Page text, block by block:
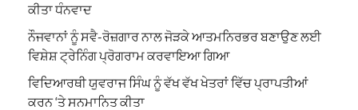
ਕੀਤਾ ਧੰਨਵਾਦ
ਨੌਜਵਾਨਾਂ ਨੂੰ ਸਵੈ-ਰੋਜ਼ਗਾਰ ਨਾਲ ਜੋੜਕੇ ਆਤਮਨਿਰਭਰ ਬਣਾਉਣ ਲਈ
ਵਿਸ਼ੇਸ਼ ਟ੍ਰੇਨਿੰਗ ਪ੍ਰੋਗਰਾਮ ਕਰਵਾਇਆ ਗਿਆ
ਵਿਦਿਆਰਥੀ ਯੁਵਰਾਜ ਸਿੰਘ ਨੂੰ ਵੱਖ ਵੱਖ ਖੇਤਰਾਂ ਵਿੱਚ ਪ੍ਰਾਪਤੀਆਂ
ਕਰਨ ‘ਤੇ ਸਨਮਾਨਿਤ ਕੀਤਾ